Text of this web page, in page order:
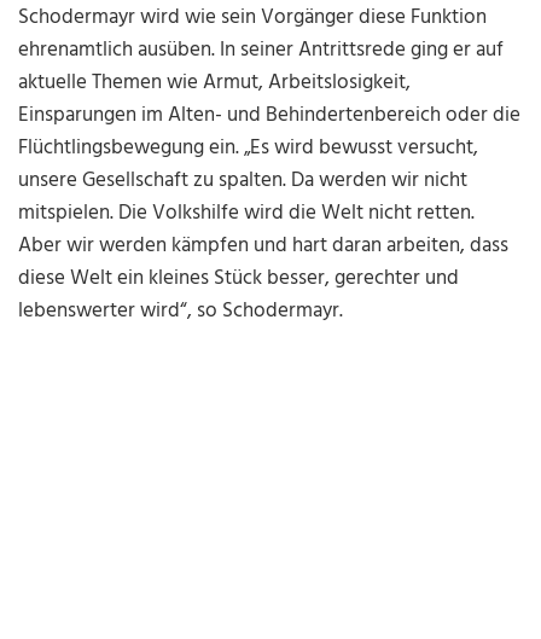
Schodermayr wird wie sein Vorgänger diese Funktion
ehrenamtlich ausüben. In seiner Antrittsrede ging er auf
aktuelle Themen wie Armut, Arbeitslosigkeit,
Einsparungen im Alten- und Behindertenbereich oder die
Flüchtlingsbewegung ein. „Es wird bewusst versucht,
unsere Gesellschaft zu spalten. Da werden wir nicht
mitspielen. Die Volkshilfe wird die Welt nicht retten.
Aber wir werden kämpfen und hart daran arbeiten, dass
diese Welt ein kleines Stück besser, gerechter und
lebenswerter wird“, so Schodermayr.